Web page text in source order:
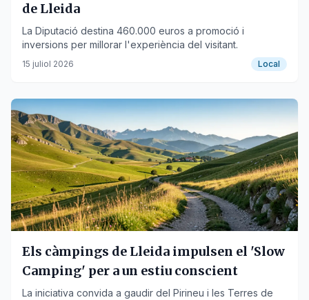
de Lleida
La Diputació destina 460.000 euros a promoció i
inversions per millorar l'experiència del visitant.
15 juliol 2026 Local
Els càmpings de Lleida impulsen el 'Slow
Camping' per a un estiu conscient
La iniciativa convida a gaudir del Pirineu i les Terres de